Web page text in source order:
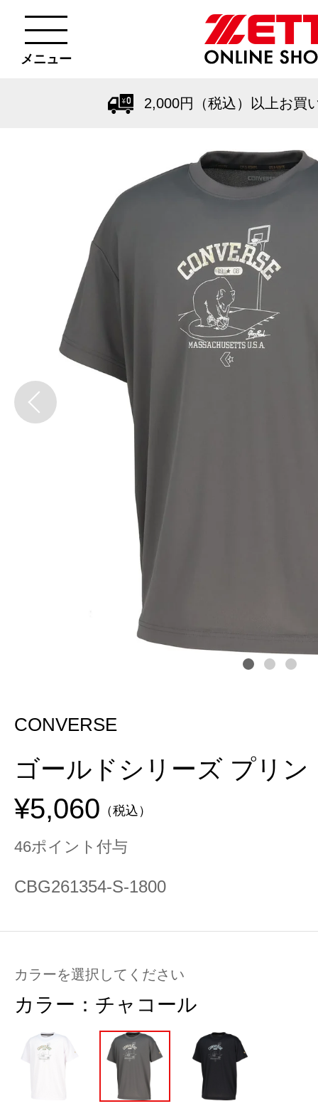
メニュー
2,000円（税込）以上お買
CONVERSE
ゴールドシリーズ プリン
¥5,060 （税込）
46ポイント付与
CBG261354-S-1800
カラーを選択してください
カラー： チャコール